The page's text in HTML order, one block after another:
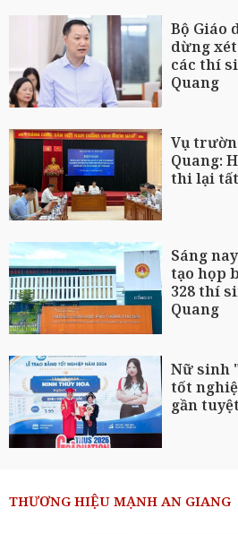
Bộ Giáo
dừng
các thí
Quang
Vụ
Quang:
thi lại
Sáng
tạo họp
328 thí
Quang
Nữ sinh
tốt
gần
THƯƠNG HIỆU MẠNH AN GIANG